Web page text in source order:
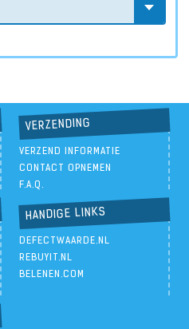
VERZENDING
VERZEND INFORMATIE
CONTACT OPNEMEN
F.A.Q.
HANDIGE LINKS
DEFECTWAARDE.NL
REBUYIT.NL
BELENEN.COM